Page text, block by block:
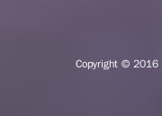
Copyright © 2016